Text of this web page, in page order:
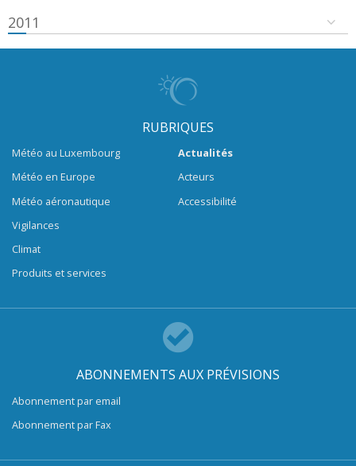
2011
RUBRIQUES
Météo au Luxembourg
Météo en Europe
Météo aéronautique
Vigilances
Climat
Produits et services
Actualités
Acteurs
Accessibilité
ABONNEMENTS AUX PRÉVISIONS
Abonnement par email
Abonnement par Fax